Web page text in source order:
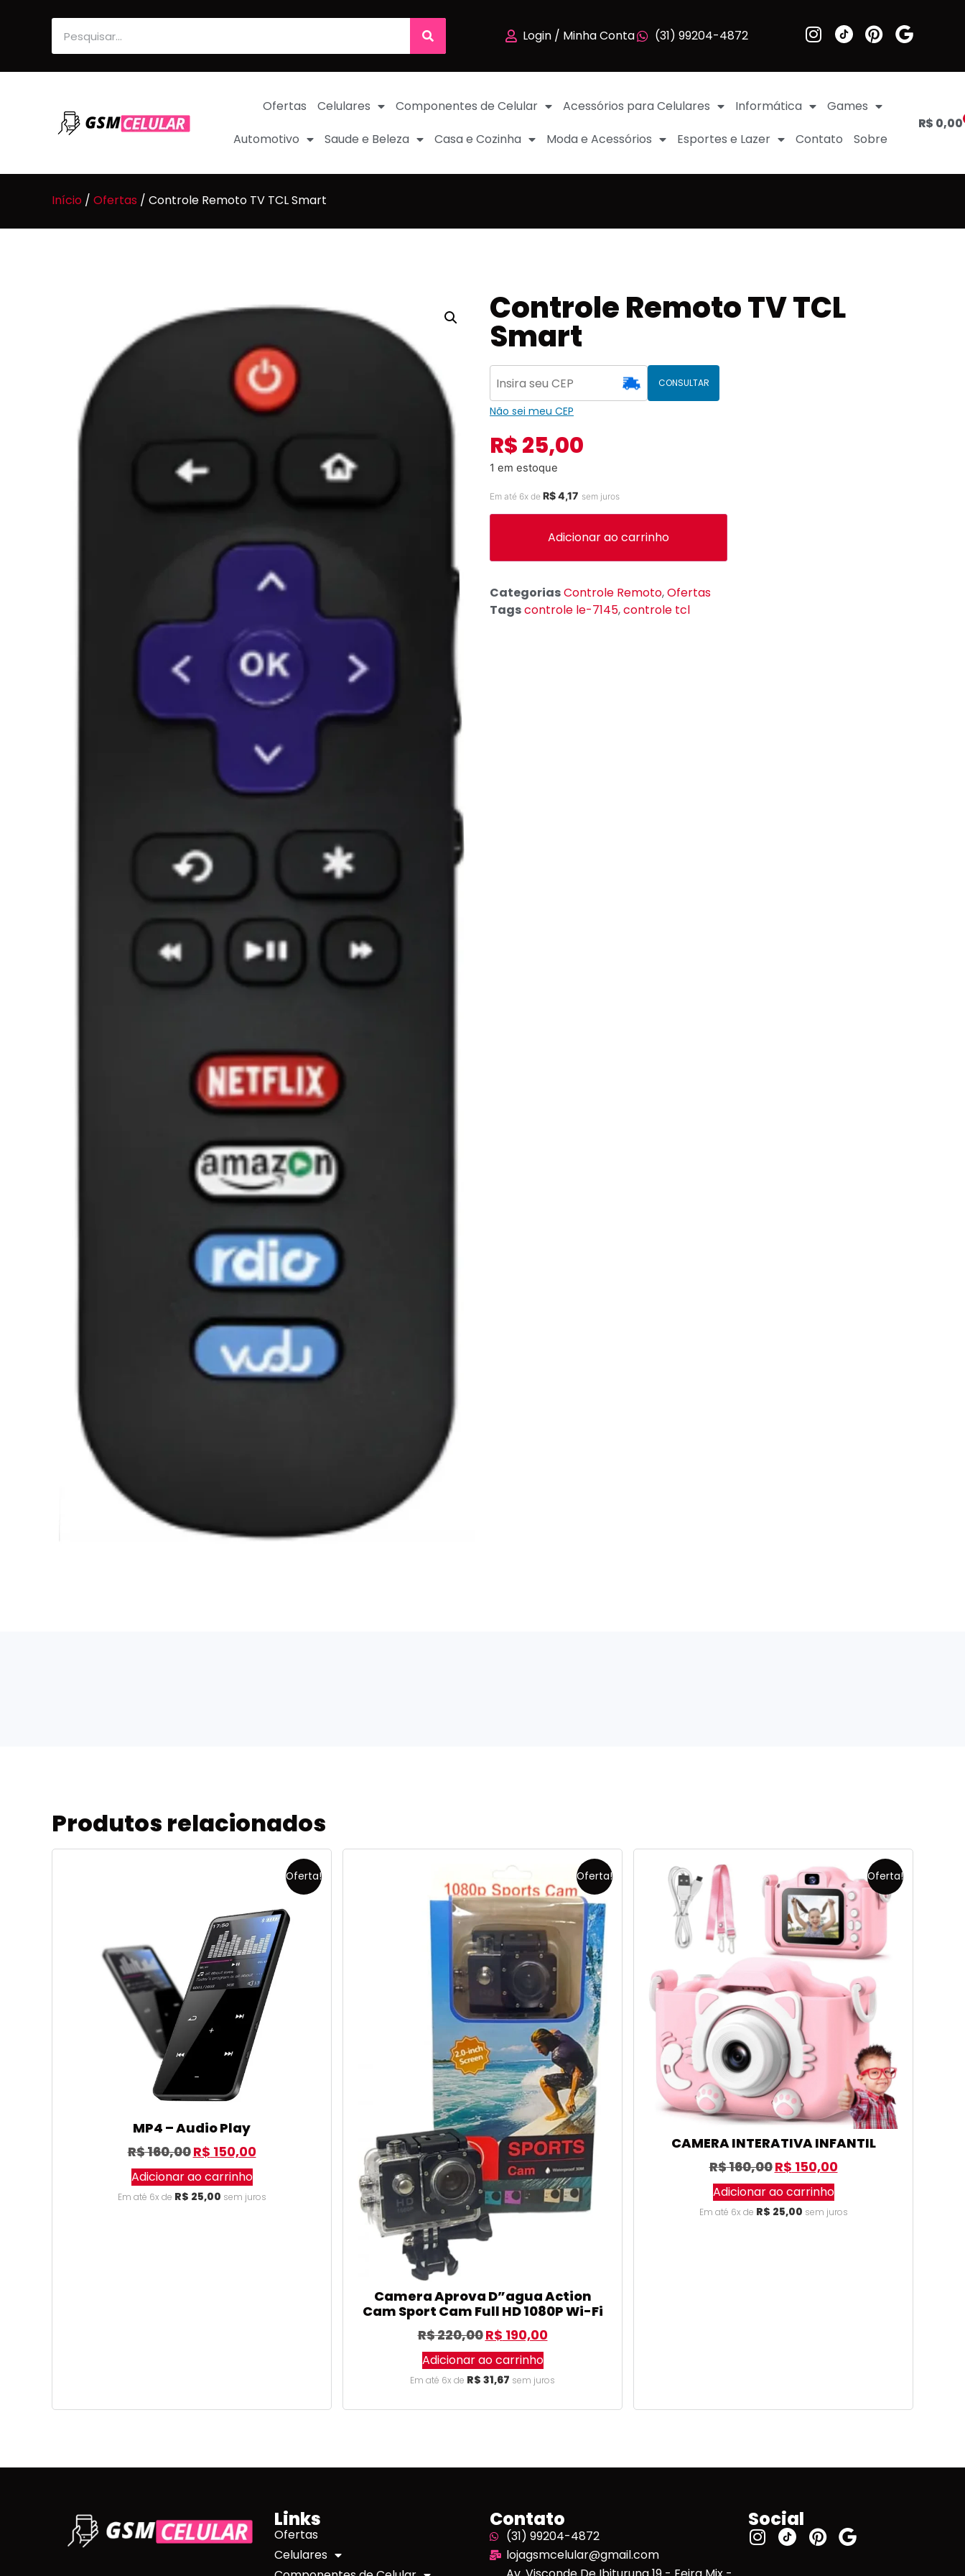
Login / Minha Conta (31) 99204-4872
Ofertas Celulares Componentes de Celular Acessórios para Celulares Informática
Games
Automotivo
Saude e Beleza Casa e Cozinha Moda e Acessórios Esportes e Lazer Contato Sobre
R$ 0,00
Início / Ofertas / Controle Remoto TV TCL Smart
Controle Remoto TV TCL
Smart
CONSULTAR
Não sei meu CEP
R$25,00
1 em estoque
Em até 6x de R$4,17 sem juros
Adicionar ao carrinho
CategoriasControle Remoto,Ofertas
Tagscontrole le-7145,controle tcl
Produtos relacionados
Oferta!
MP4 – Audio Play
R$160,00R$ 150,00
Adicionar ao carrinho
Em até 6x de R$ 25,00 sem juros
Oferta!
Camera Aprova D”agua Action
Cam Sport Cam Full HD 1080P Wi-Fi
R$220,00R$ 190,00
Adicionar ao carrinho
Em até 6x de R$ 31,67 sem juros
Oferta!
CAMERA INTERATIVA INFANTIL
R$160,00R$ 150,00
Adicionar ao carrinho
Em até 6x de R$ 25,00 sem juros
Links
Ofertas
Celulares
Contato
(31) 99204-4872
lojagsmcelular@gmail.com
Social